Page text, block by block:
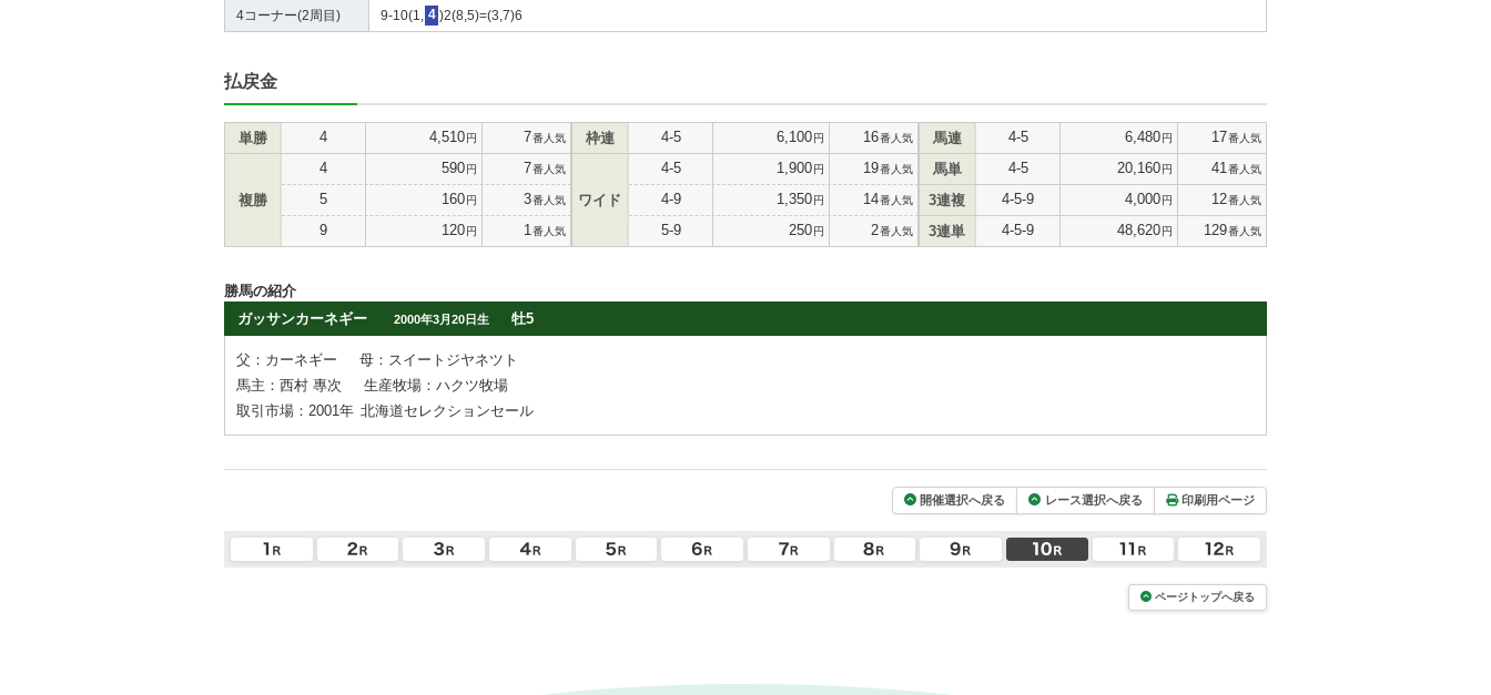
4コーナー(2周目) 9-10(1, 4 )2(8,5)=(3,7)6
払戻金
単勝 4 4,510円 7番人気
複勝
4 590円 7番人気
5 160円 3番人気
9 120円 1 番人気
枠連 4-5 6,100円 16番人気
ワイド
4-5 1,900円 19番人気
4-9 1,350円 14番人気
5-9 250円 2番人気
馬連 4-5 6,480円 17番人気
馬単 4-5 20,160円 41 番人気
3連複 4-5-9 4,000円 12番人気
3連単 4-5-9 48,620円 129番人気
勝馬の紹介
ガッサンカーネギー
2000年3月20日生 牡5
父：カーネギー
母：スイートジヤネツト
馬主：西村 專次
生産牧場：ハクツ牧場
取引市場：2001年 北海道セレクションセール
開催選択へ戻る レース選択へ戻る 印刷用ページ
ページトップへ戻る